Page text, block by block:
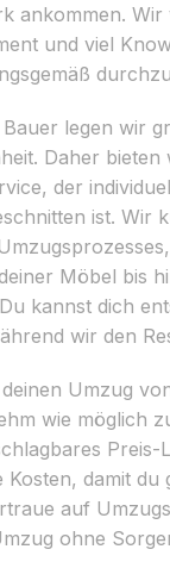
ankommen.
und viel
legen wir
Daher bieten
der
ist. Wir
Möbel bis
kannst dich
wir den
Umzug
wie möglich
Preis-
damit du
auf
ohne